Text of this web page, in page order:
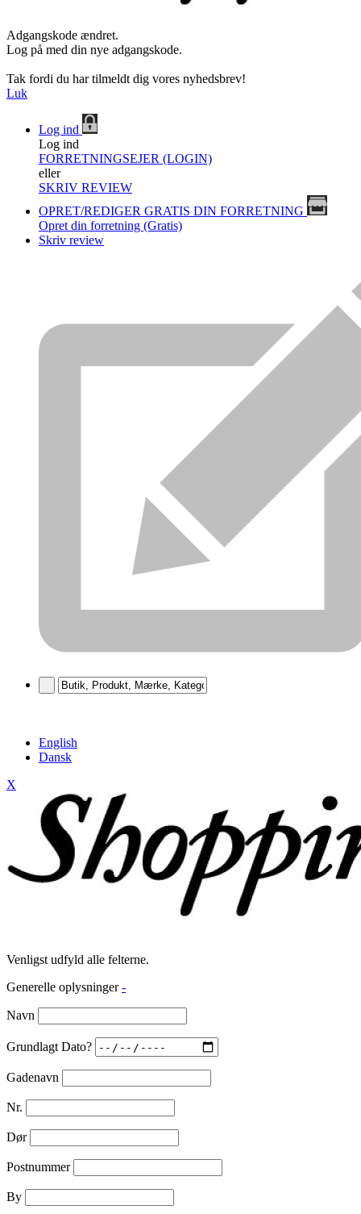
Adgangskode ændret.
Log på med din nye adgangskode.
Tak fordi du har tilmeldt dig vores nyhedsbrev!
Luk
Log ind
Log ind
FORRETNINGSEJER (LOGIN)
eller
SKRIV REVIEW
OPRET/REDIGER GRATIS DIN FORRETNING
Opret din forretning (Gratis)
Skriv review
English
Dansk
X
Venligst udfyld alle felterne.
Generelle oplysninger -
Navn
Grundlagt Dato?
Gadenavn
Nr.
Dør
Postnummer
By